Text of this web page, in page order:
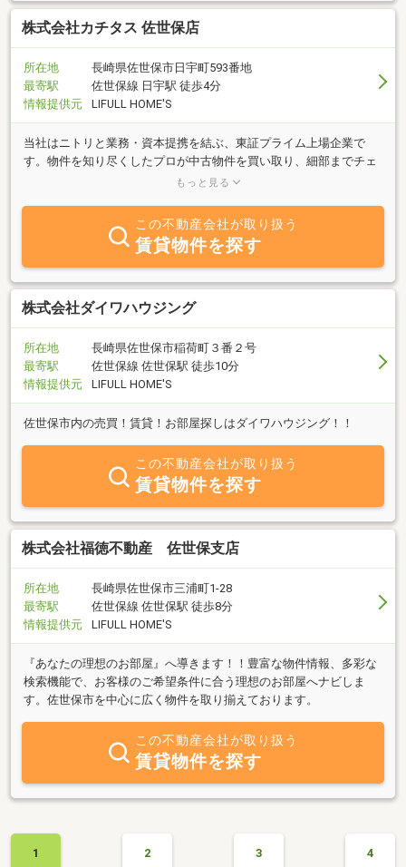
株式会社カチタス 佐世保店
所在地
長崎県佐世保市日宇町593番地
最寄駅
佐世保線 日宇駅 徒歩4分
情報提供元
LIFULL HOME'S
当社はニトリと業務・資本提携を結ぶ、東証プライム上場企業で
す。物件を知り尽くしたプロが中古物件を買い取り、細部までチェ
ックし、自社規格に沿って丁寧にリフォームしているので、ご購入
もっと見る
この不動産会社が取り扱う
賃貸物件を探す
株式会社ダイワハウジング
所在地
長崎県佐世保市稲荷町３番２号
最寄駅
佐世保線 佐世保駅 徒歩10分
情報提供元
LIFULL HOME'S
佐世保市内の売買！賃貸！お部屋探しはダイワハウジング！！
この不動産会社が取り扱う
賃貸物件を探す
株式会社福徳不動産 佐世保支店
所在地
長崎県佐世保市三浦町1-28
最寄駅
佐世保線 佐世保駅 徒歩8分
情報提供元
LIFULL HOME'S
『あなたの理想のお部屋』へ導きます！！豊富な物件情報、多彩な
検索機能で、お客様のご希望条件に合う理想のお部屋へナビしま
す。佐世保市を中心に広く物件を取り揃えております。
この不動産会社が取り扱う
賃貸物件を探す
1 2 3 4